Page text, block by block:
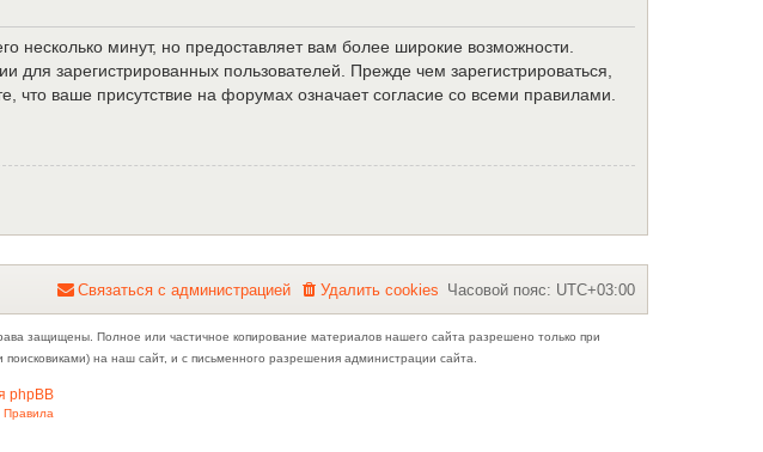
несколько минут, но предоставляет вам более широкие возможности.
зарегистрированных пользователей. Прежде чем зарегистрироваться,
ваше присутствие на форумах означает согласие со всеми правилами.
Часовой пояс: UTC+03:00
Удалить cookies
Связаться с администрацией
защищены. Полное или частичное копирование материалов нашего сайта разрешено только при
на наш сайт, и с письменного разрешения администрации сайта.
phpBB
Правила